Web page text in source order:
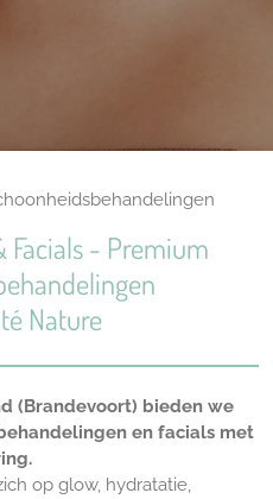
- Premium
Nature
(Brandevoort) bieden we
en facials met
op glow, hydratatie,